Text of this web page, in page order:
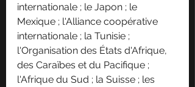
internationale ; le Japon ; le
Mexique ; l'Alliance coopérative
internationale ; la Tunisie ;
l'Organisation des États d'Afrique,
des Caraïbes et du Pacifique ;
l'Afrique du Sud ; la Suisse ; les